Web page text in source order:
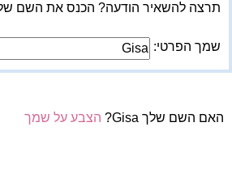
תרצה להשאיר הודעה? הכנס את השם
שמך הפרטי:
האם השם שלך Gisa? הצבע על שמך